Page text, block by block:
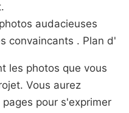
audacieuses
convaincants . Plan d'
les photos que vous
Vous aurez
pour s'exprimer